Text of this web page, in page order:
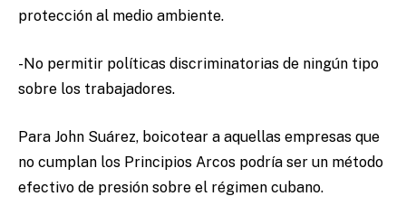
protección al medio ambiente.
-No permitir políticas discriminatorias de ningún tipo
sobre los trabajadores.
Para John Suárez, boicotear a aquellas empresas que
no cumplan los Principios Arcos podría ser un método
efectivo de presión sobre el régimen cubano.